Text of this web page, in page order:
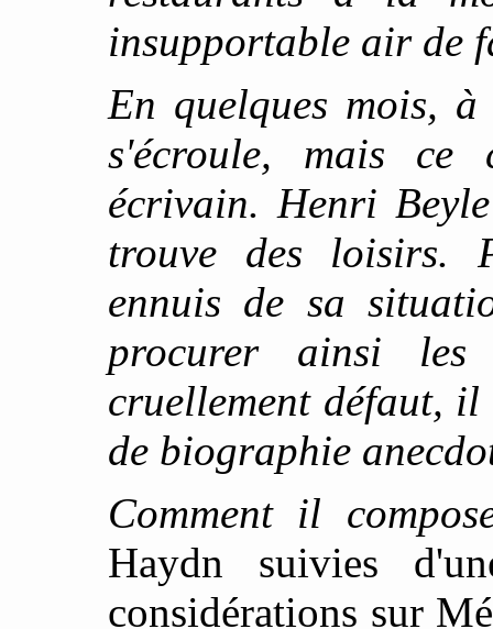
insupportable air de
En quelques mois,
s'écroule, mais ce
écrivain. Henri
trouve des loisirs.
ennuis de sa
procurer ainsi
cruellement défaut,
de biographie
Comment il
Haydn suivies
considérations sur